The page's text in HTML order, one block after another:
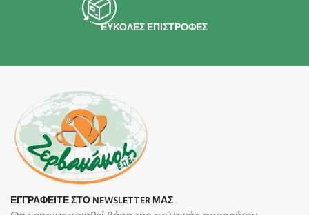
ΕΥΚΟΛΕΣ ΕΠΙΣΤΡΟΦΕΣ
ΕΓΓΡΑΦΕΙΤΕ ΣΤΟ NEWSLETTER ΜΑΣ